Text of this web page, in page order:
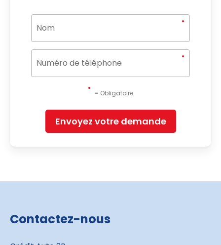
= Obligatoire
Envoyez votre demande
Contactez-nous